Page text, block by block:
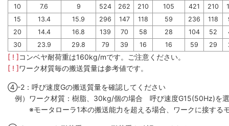
10
7.6 9 524 262 210 105 421 210
15
13.4 15.9 296 147 118 59 236 118
20
14.4 16.8 139 70 58 28 104 52
30
23.9 29.8 79 39 16 16 59 29
[ ! ]コンベヤ耐荷重は160kg/mです。ご注意ください。
[ ! ]ワーク材質毎の搬送質量は参考値です。
④-2：呼び速度Gの搬送質量を確認してください
例）ワーク材質：樹脂、30kg/個の場合 呼び速度G15(50Hz)を
※モータローラ1本の搬送能力を超える場合、ワークに接するモ